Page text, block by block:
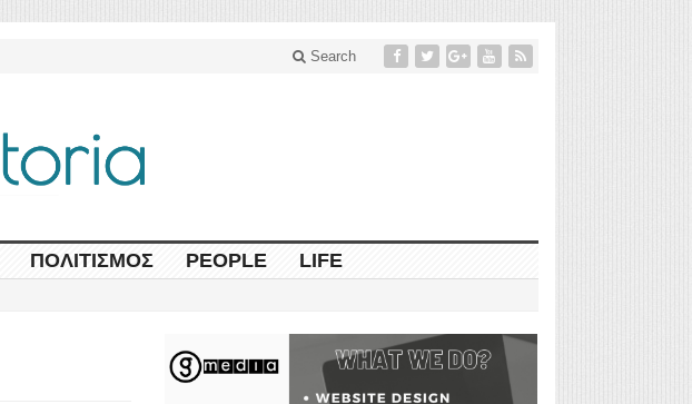
Search
ΠΟΛΙΤΙΣΜΌΣ PEOPLE LIFE